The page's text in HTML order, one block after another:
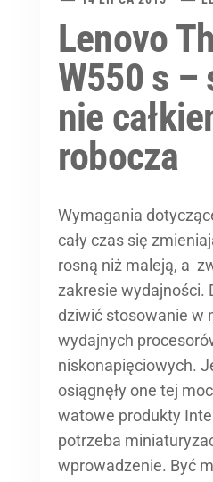
Lenovo
W550 s –
nie
robocza
Wymagania
cały czas się
rosną niż maleją, a
zakresie wydajności.
dziwić stosowanie w
wydajnych
niskonapięciowych.
osiągnęły one tej
watowe produkty
potrzeba
wprowadzenie. Być